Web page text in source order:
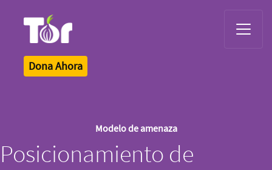
Dona Ahora
Modelo de amenaza
Posicionamiento de